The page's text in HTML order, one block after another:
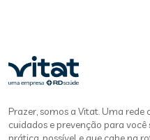
Prazer, somos a Vitat. Uma
cuidados e prevenção para